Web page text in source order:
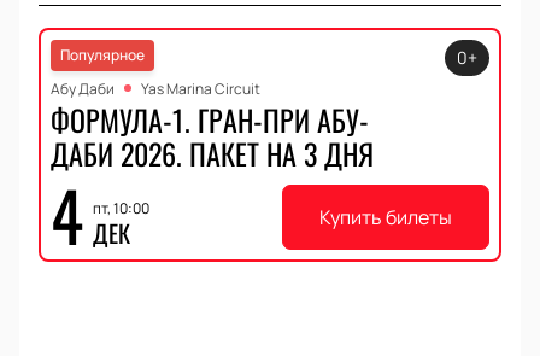
Популярное
Абу Даби
Yas Marina Circuit
ФОРМУЛА-1. ГРАН-ПРИ АБУ-
ДАБИ 2026. ПАКЕТ НА 3 ДНЯ
4 пт, 10:00
ДЕК
0+
Купить билеты